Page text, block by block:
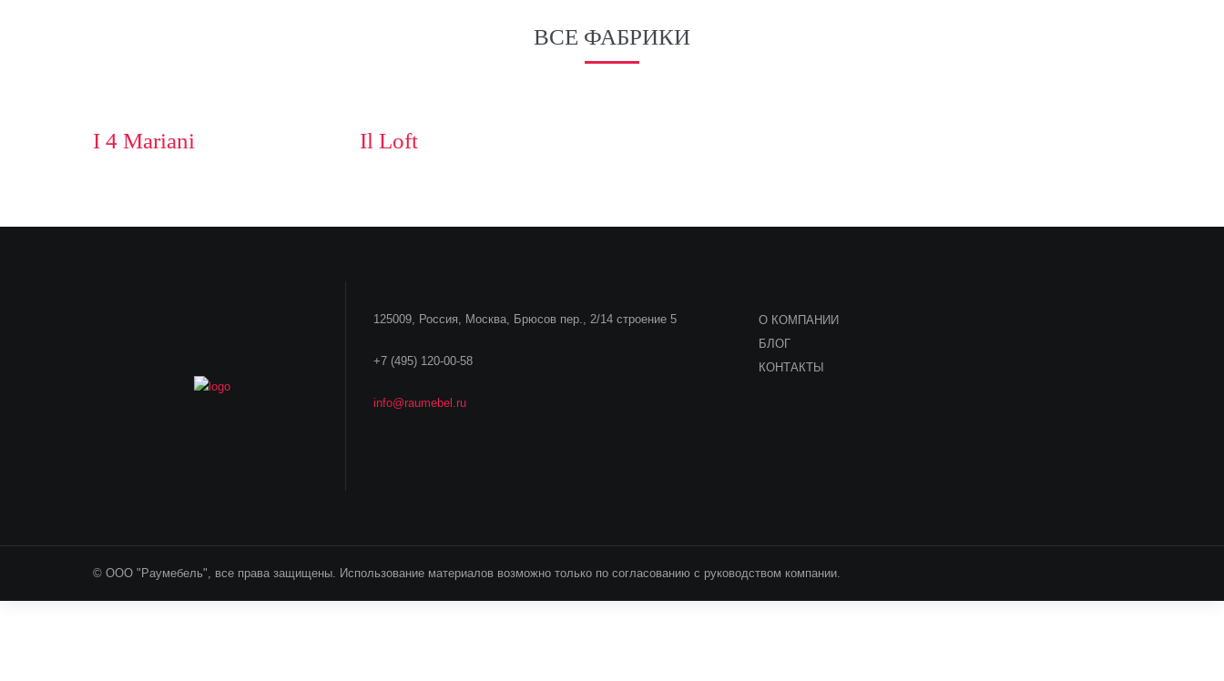
ВСЕ ФАБРИКИ
I 4 Mariani Il Loft
125009, Россия, Москва, Брюсов пер., 2/14 строение 5
+7 (495) 120-00-58
info@raumebel.ru
О КОМПАНИИ
БЛОГ
КОНТАКТЫ
© ООО "Раумебель", все права защищены. Использование материалов возможно только по согласованию с руководством компании.